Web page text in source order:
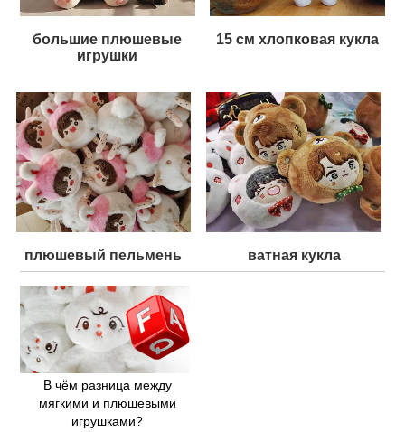
большие плюшевые
игрушки
15 см хлопковая кукла
плюшевый пельмень ватная кукла
В чём разница между
мягкими и плюшевыми
игрушками?